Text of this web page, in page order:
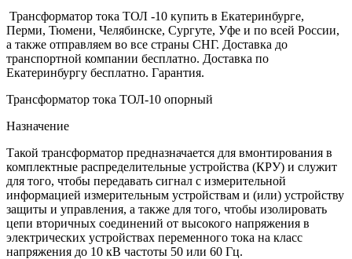
Трансформатор тока ТОЛ -10 купить в Екатеринбурге,
Перми, Тюмени, Челябинске, Сургуте, Уфе и по всей России,
а также отправляем во все страны СНГ. Доставка до
транспортной компании бесплатно. Доставка по
Екатеринбургу бесплатно. Гарантия.
Трансформатор тока ТОЛ-10 опорный
Назначение
Такой трансформатор предназначается для вмонтирования в
комплектные распределительные устройства (КРУ) и служит
для того, чтобы передавать сигнал с измерительной
информацией измерительным устройствам и (или) устройству
защиты и управления, а также для того, чтобы изолировать
цепи вторичных соединений от высокого напряжения в
электрических устройствах переменного тока на класс
напряжения до 10 кВ частоты 50 или 60 Гц.